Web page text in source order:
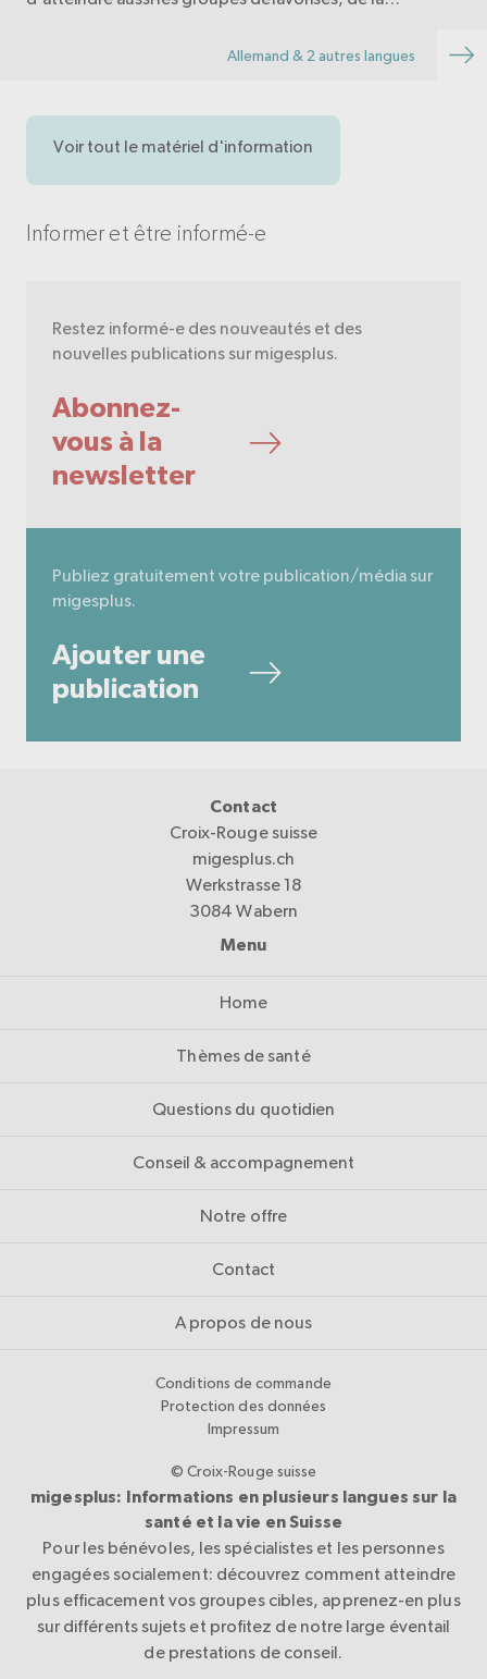
Allemand & 2 autres langues
Voir tout le matériel d'information
Informer et être informé-e
Restez informé-e des nouveautés et des
nouvelles publications sur migesplus.
Abonnez-
vous à la
newsletter
Publiez gratuitement votre publication/média sur
migesplus.
Ajouter une
publication
Contact
Croix-Rouge suisse
migesplus.ch
Werkstrasse 18
3084 Wabern
Menu
Home
Thèmes de santé
Questions du quotidien
Conseil & accompagnement
Notre offre
Contact
A propos de nous
Conditions de commande
Protection des données
Impressum
© Croix-Rouge suisse
migesplus: Informations en plusieurs langues sur la
santé et la vie en Suisse
Pour les bénévoles, les spécialistes et les personnes
engagées socialement: découvrez comment atteindre
plus efficacement vos groupes cibles, apprenez-en plus
sur différents sujets et profitez de notre large éventail
de prestations de conseil.